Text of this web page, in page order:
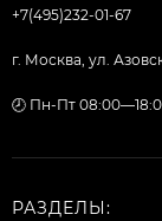
+7(495)232-01-67
г. Москва, ул.
🕗 Пн-Пт
РАЗДЕЛЫ: